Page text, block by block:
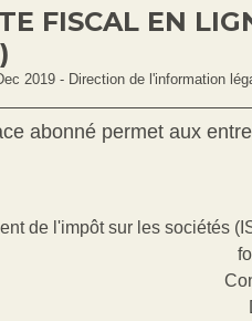
FISCAL EN
2019 - Direction de l'information
abonné permet aux
de l'impôt sur les sociétés